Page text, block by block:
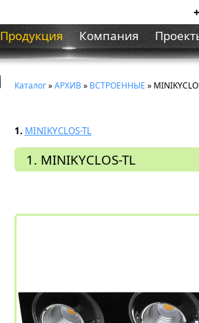
Продукция Компания
Каталог»АРХИВ» ВСТРОЕННЫЕ »
1. MINIKYCLOS-TL
1. MINIKYCLOS-TL